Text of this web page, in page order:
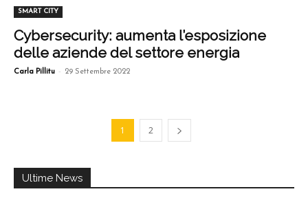
SMART CITY
Cybersecurity: aumenta l’esposizione
delle aziende del settore energia
Carla Pillitu - 29 Settembre 2022
1 2
Ultime News